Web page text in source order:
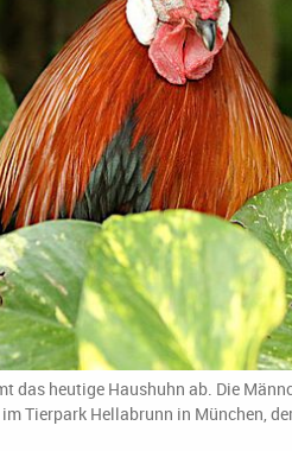
das heutige Haushuhn ab. Die
Tierpark Hellabrunn in München,